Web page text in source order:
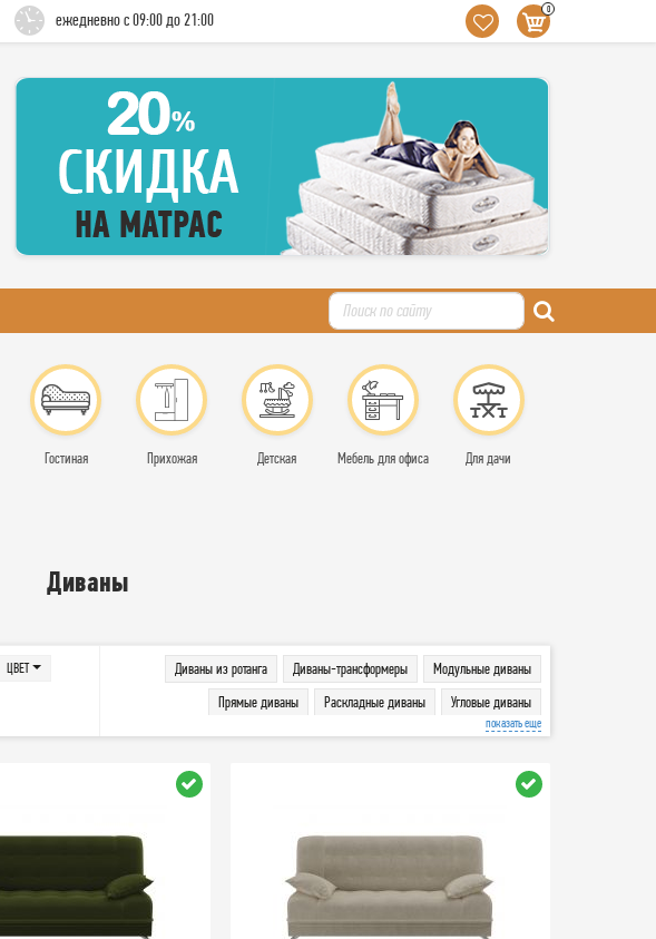
ежедневно с 09:00 до 21:00
0
Гостиная Прихожая Детская Мебель для офиса Для дачи
Диваны
ЦВЕТ
Диваны из ротанга Диваны-трансформеры
Модульные диваны
Прямые диваны
Раскладные диваны Угловые диваны
показать еще